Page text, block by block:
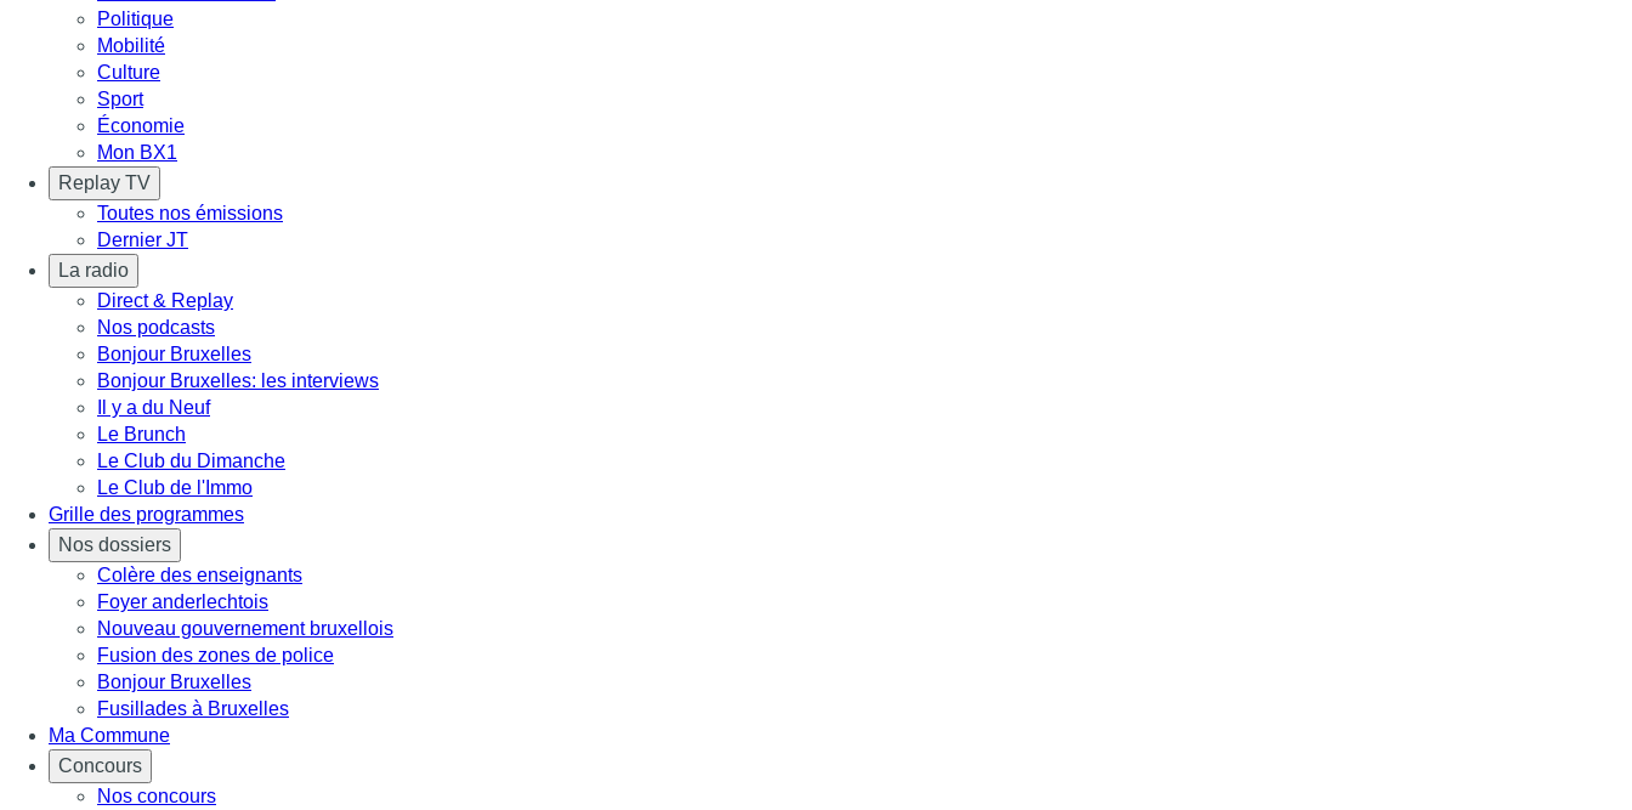
Politique
Mobilité
Culture
Sport
Économie
Mon BX1
Replay TV
Toutes nos émissions
Dernier JT
La radio
Direct & Replay
Nos podcasts
Bonjour Bruxelles
Bonjour Bruxelles: les interviews
Il y a du Neuf
Le Brunch
Le Club du Dimanche
Le Club de l'Immo
Grille des programmes
Nos dossiers
Colère des enseignants
Foyer anderlechtois
Nouveau gouvernement bruxellois
Fusion des zones de police
Bonjour Bruxelles
Fusillades à Bruxelles
Ma Commune
Concours
Nos concours